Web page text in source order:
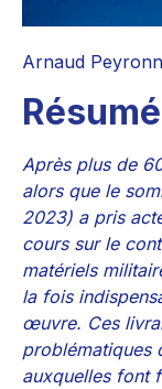
Arnaud
Résumé
Après plus de
alors que le
2023) a pris
cours sur le
matériels
la fois
œuvre. Ces
problématiques
auxquelles font